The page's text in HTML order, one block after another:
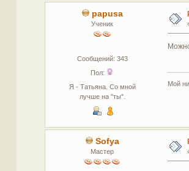
papusa
Ученик
Сообщений: 343
Пол:
Я - Татьяна. Со мной
лучше на "ты".
Мой
Sofya
Мастер